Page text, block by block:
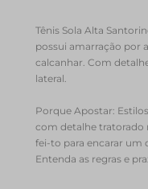
Tênis Sola Alta
possui amarração por
calcanhar. Com
lateral.
Porque Apostar:
com detalhe tratorado
fei-to para encarar um
Entenda as regras e